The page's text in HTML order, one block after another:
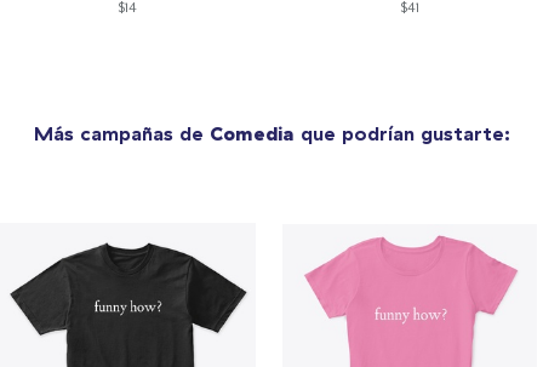
$14 $41
Más campañas de Comedia que podrían gustarte: